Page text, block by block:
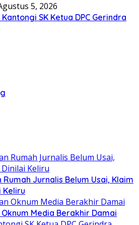
5, 2026
SK Ketua DPC Gerindra
Jurnalis Belum Usai, Klaim
Keliru
Media Berakhir Damai